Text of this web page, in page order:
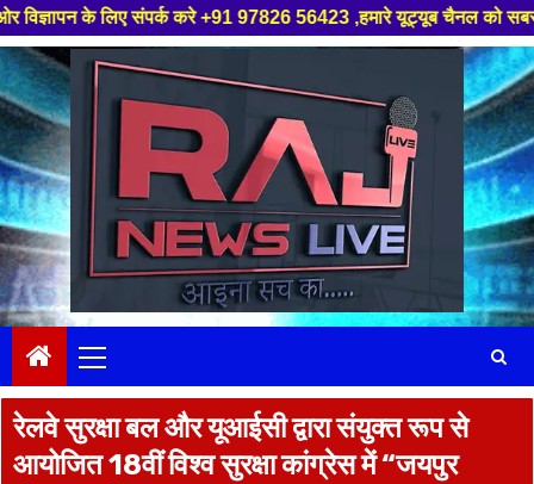
करे +91 97826 56423 ,हमारे यूट्यूब चैनल को सबस्क्राइब करें, साथ
Skip
to
content
Menu
रेलवे सुरक्षा बल और यूआईसी द्वारा संयुक्त रूप से
आयोजित 18वीं विश्व सुरक्षा कांग्रेस में “जयपुर